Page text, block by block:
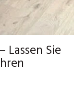
Lassen Sie